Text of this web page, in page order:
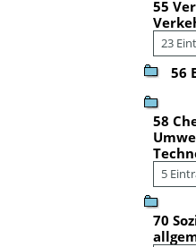
55
23
56
58
5
70